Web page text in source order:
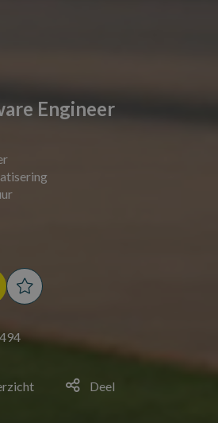
Engineer
Deel